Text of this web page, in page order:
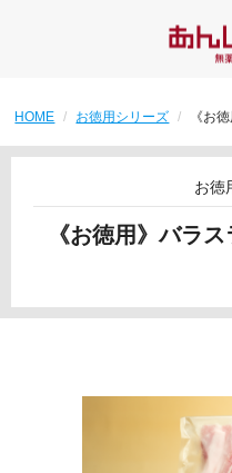
HOME お徳用シリーズ 《お
お徳
《お徳用》バラ